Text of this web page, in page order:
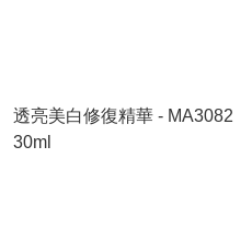
透亮美白修復精華 - MA3082
30ml